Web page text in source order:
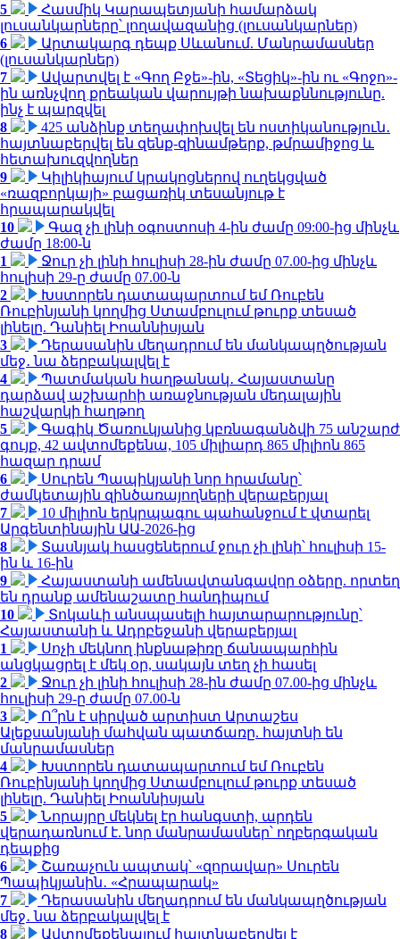
5
Հասմիկ Կարապետյանի համարձակ
լուսանկարները՝ լողավազանից (լուսանկարներ)
6
Արտակարգ դեպք Սևանում. Մանրամասներ
(լուսանկարներ)
7
Ավարտվել է «Գող Բջե»-ին, «Տեցիկ»-ին ու «Գոջո»-
ին առնչվող քրեական վարույթի նախաքննությունը.
ինչ է պարզվել
8
425 անձինք տեղափոխվել են ոստիկանություն․
հայտնաբերվել են զենք-զինամթերք, թմրամիջոց և
հետախուզվողներ
9
Կիլիկիայում կրակոցներով ուղեկցված
«ռազբորկայի» բացառիկ տեսանյութ է
հրապարակվել
10
Գազ չի լինի օգոստոսի 4-ին ժամը 09:00-ից մինչև
ժամը 18:00-ն
1
Ջուր չի լինի հուլիսի 28-ին ժամը 07.00-ից մինչև
հուլիսի 29-ը ժամը 07.00-ն
2
Խստորեն դատապարտում եմ Ռուբեն
Ռուբինյանի կողմից Ստամբուլում թուրք տեսած
լինելը. Դանիել Իոաննիսյան
3
Դերասանին մեղադրում են մանկապղծության
մեջ․ նա ձերբակալվել է
4
Պատմական հաղթանակ․ Հայաստանը
դարձավ աշխարհի առաջնության մեդալային
հաշվարկի հաղթող
5
Գագիկ Ծառուկյանից կբռնագանձվի 75 անշարժ
գույք, 42 ավտոմեքենա, 105 միլիարդ 865 միլիոն 865
հազար դրամ
6
Սուրեն Պապիկյանի նոր հրամանը՝
ժամկետային զինծառայողների վերաբերյալ
7
10 միլիոն երկրպագու պահանջում է վտարել
Արգենտինային ԱԱ-2026-ից
8
Տասնյակ հասցեներում ջուր չի լինի՝ հուլիսի 15-
ին և 16-ին
9
Հայաստանի ամենավտանգավոր օձերը. որտեղ
են դրանք ամենաշատը հանդիպում
10
Տոկաևի անսպասելի հայտարարությունը՝
Հայաստանի և Ադրբեջանի վերաբերյալ
1
Սոչի մեկնող ինքնաթիռը ճանապարհին
անցկացրել է մեկ օր, սակայն տեղ չի հասել
2
Ջուր չի լինի հուլիսի 28-ին ժամը 07.00-ից մինչև
հուլիսի 29-ը ժամը 07.00-ն
3
Ո՞րն է սիրված արտիստ Արտաշես
Ալեքսանյանի մահվան պատճառը. հայտնի են
մանրամասներ
4
Խստորեն դատապարտում եմ Ռուբեն
Ռուբինյանի կողմից Ստամբուլում թուրք տեսած
լինելը. Դանիել Իոաննիսյան
5
Նորայրը մեկնել էր հանգստի, արդեն
վերադառնում է. նոր մանրամասներ՝ ողբերգական
դեպքից
6
Շառաչուն ապտակ՝ «զորավար» Սուրեն
Պապիկյանին․ «Հրապարակ»
7
Դերասանին մեղադրում են մանկապղծության
մեջ․ նա ձերբակալվել է
8
Ավտոմեքենայում հայտնաբերվել է